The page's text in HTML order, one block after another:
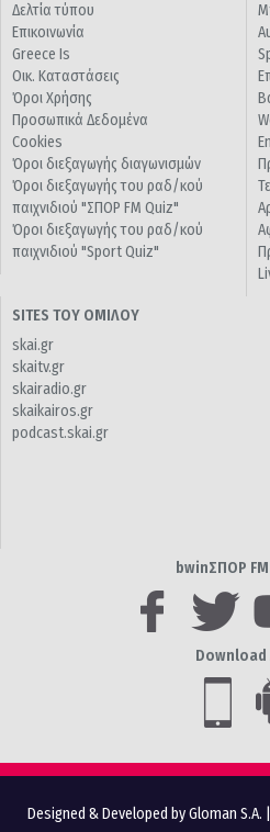
Δελτία τύπου
Επικοινωνία
Greece Is
Οικ. Καταστάσεις
Όροι Χρήσης
Προσωπικά Δεδομένα
Cookies
Όροι διεξαγωγής διαγωνισμών
Όροι διεξαγωγής του ραδ/κού
παιχνιδιού "ΣΠΟΡ FM Quiz"
Όροι διεξαγωγής του ραδ/κού
παιχνιδιού "Sport Quiz"
SITES ΤΟΥ ΟΜΙΛΟΥ
skai.gr
skaitv.gr
skairadio.gr
skaikairos.gr
podcast.skai.gr
bwinΣΠΟΡ
Download
Designed & Developed by Gloman S.A.